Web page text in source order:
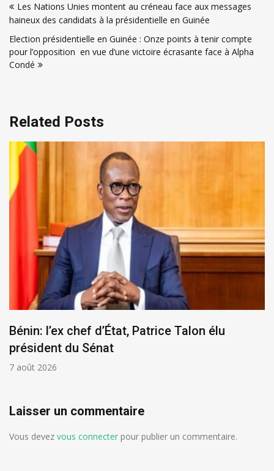
de
l’article
Les Nations Unies montent au créneau face aux messages
haineux des candidats à la présidentielle en Guinée
Election présidentielle en Guinée : Onze points à tenir compte
pour l’opposition en vue d’une victoire écrasante face à Alpha
Condé
Related Posts
Bénin: l’ex chef d’État, Patrice Talon élu
président du Sénat
7 août 2026
Laisser un commentaire
Vous devez vous connecter pour publier un commentaire.